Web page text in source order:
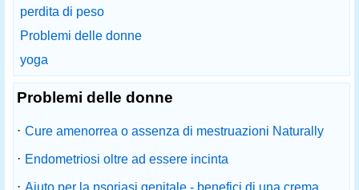
perdita di peso
Problemi delle donne
yoga
Problemi delle donne
· Cure amenorrea o assenza di mestruazioni Naturally
· Endometriosi oltre ad essere incinta
· Aiuto per la psoriasi genitale - benefici di una crema